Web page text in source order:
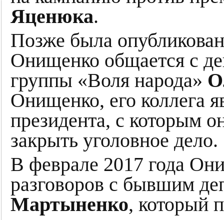
Яценюка.
Позже была
Онищенко общается с
группы «Воля народа»
Онищенко, его коллега
президента, с которым
закрыть уголовное дело.
В феврале 2017 года
разговоров с бывшим
Мартыненко, который